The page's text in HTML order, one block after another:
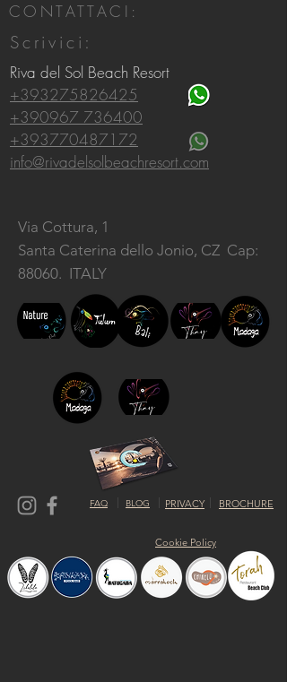
CONTATTACI:
Scrivici:
Riva del Sol Beach Resort
+393275826425
+390967 736400
+393770487172
info@rivadelsolbeachresort.com
Via Cottura, 1
Santa Caterina dello Jonio, CZ Cap:
88060. ITALY
FAQ BLOG PRIVACY BROCHURE
Cookie Policy